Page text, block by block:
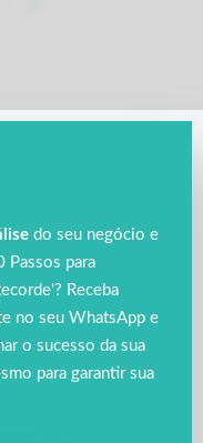
do seu negócio e
para
Receba
no seu WhatsApp e
o sucesso da sua
para garantir sua